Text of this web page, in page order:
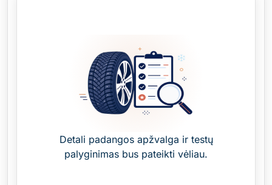
Detali padangos apžvalga ir testų
palyginimas bus pateikti vėliau.